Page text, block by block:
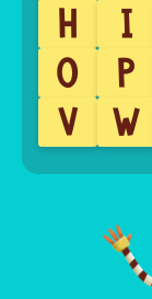
H
I
O
P
V
W